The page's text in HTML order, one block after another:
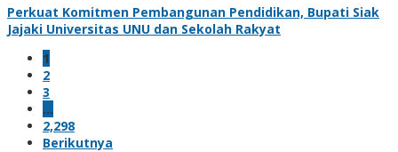
Perkuat Komitmen Pembangunan Pendidikan, Bupati Siak
Jajaki Universitas UNU dan Sekolah Rakyat
1
2
3
…
2,298
Berikutnya